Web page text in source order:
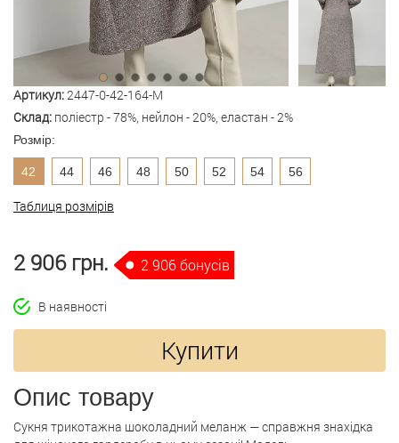
Артикул:2447-0-42-164-M
Склад: поліестр - 78%, нейлон - 20%, еластан - 2%
Розмір:
42 44 46 48 50 52 54 56
Таблиця розмірів
2 906 грн. 2 906 бонусів
В наявності
Купити
Опис товару
Сукня трикотажна шоколадний меланж — справжня знахідка